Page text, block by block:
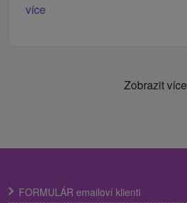
více
Zobrazit více
FORMULÁR emailoví klienti